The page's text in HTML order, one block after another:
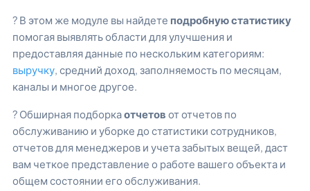
? В этом же модуле вы найдете подробную статистику
помогая выявлять области для улучшения и
предоставляя данные по нескольким категориям:
выручку, средний доход, заполняемость по месяцам,
каналы и многое другое.
? Обширная подборкаотчетов от отчетов по
обслуживанию и уборке до статистики сотрудников,
отчетов для менеджеров и учета забытых вещей, даст
вам четкое представление о работе вашего объекта и
общем состоянии его обслуживания.